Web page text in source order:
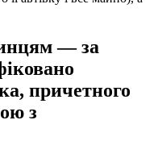
— за
причетного
з